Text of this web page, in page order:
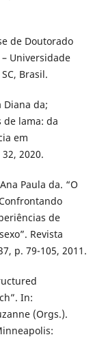
de Doutorado
Universidade
Brasil.
Diana da;
de lama: da
em
2020.
Paula da. “O
de
Revista
p. 79-105, 2011.
In:
(Orgs.).